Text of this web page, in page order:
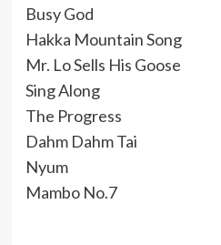
Busy God
Hakka Mountain Song
Mr. Lo Sells His Goose
Sing Along
The Progress
Dahm Dahm Tai
Nyum
Mambo No.7